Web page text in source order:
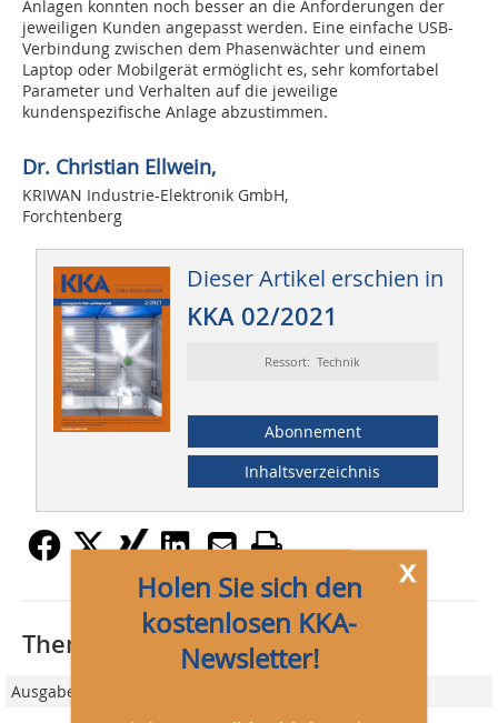
Anlagen konnten noch besser an die Anforderungen der
jeweiligen Kunden angepasst werden. Eine einfache USB-
Verbindung zwischen dem Phasenwächter und einem
Laptop oder Mobilgerät ermöglicht es, sehr komfortabel
Parameter und Verhalten auf die jeweilige
kundenspezifische Anlage abzustimmen.
Dr. Christian Ellwein,
KRIWAN Industrie-Elektronik GmbH,
Forchtenberg
Dieser Artikel erschien in
KKA 02/2021
Ressort: Technik
Abonnement
Inhaltsverzeichnis
x
Holen Sie sich den
kostenlosen KKA-
Newsletter!
Thematisch passende Artikel:
Ausgabe 01/2019